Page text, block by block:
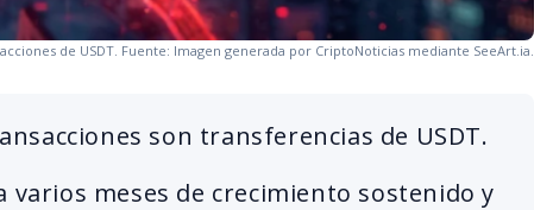
de USDT. Fuente: Imagen generada por CriptoNoticias mediante SeeArt.ia.
son transferencias de USDT.
varios meses de crecimiento sostenido y